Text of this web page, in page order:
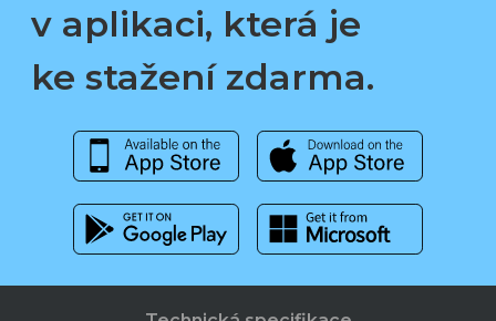
v aplikaci, která je
ke stažení zdarma.